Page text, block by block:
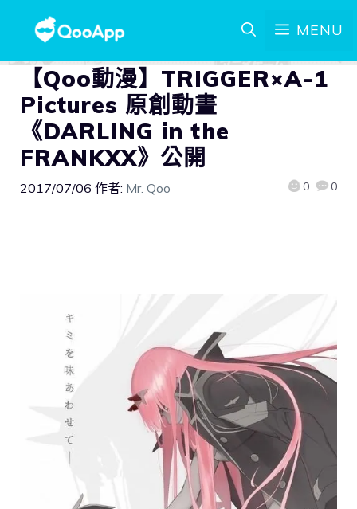
MENU
【Qoo動漫】TRIGGER×A-1
Pictures 原創動畫
《DARLING in the
FRANKXX》公開
2017/07/06 作者: Mr. Qoo 0 0